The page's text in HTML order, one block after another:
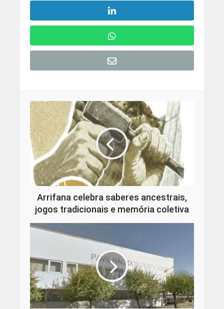
Arrifana celebra saberes ancestrais,
jogos tradicionais e memória coletiva